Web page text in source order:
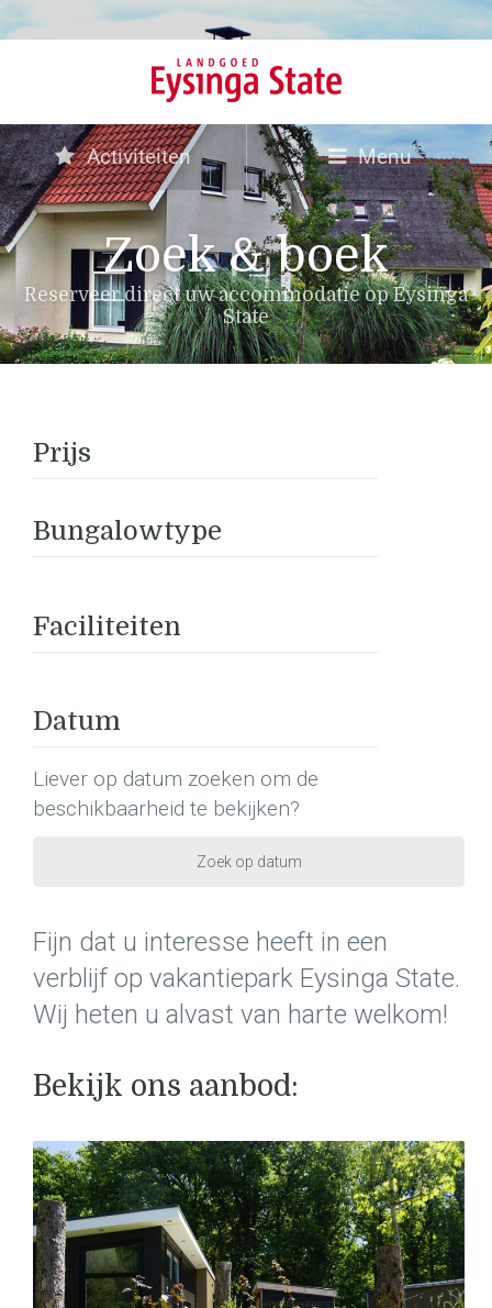
Activiteiten Menu
Zoek & boek
Reserveer direct uw accommodatie op Eysinga
State
Prijs
Bungalowtype
Faciliteiten
Datum
Liever op datum zoeken om de
beschikbaarheid te bekijken?
Zoek op datum
Fijn dat u interesse heeft in een
verblijf op vakantiepark Eysinga State.
Wij heten u alvast van harte welkom!
Bekijk ons aanbod: